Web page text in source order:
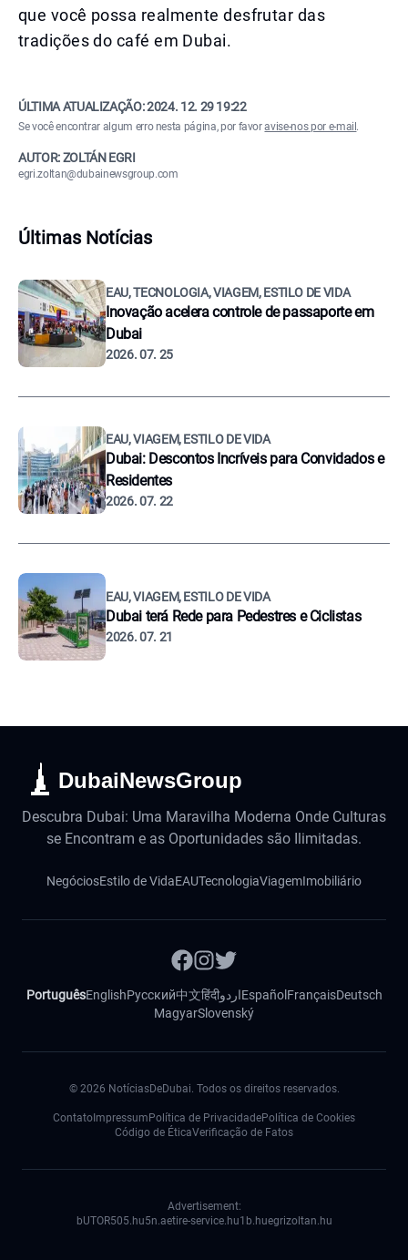
que você possa realmente desfrutar das
tradições do café em Dubai.
ÚLTIMA ATUALIZAÇÃO:2024. 12. 29 19:22
Se você encontrar algum erro nesta página, por favoravise-nos por e-mail .
AUTOR: ZOLTÁN EGRI
egri.zoltan@dubainewsgroup.com
Últimas Notícias
EAU, TECNOLOGIA, VIAGEM, ESTILO DE VIDA
Inovação acelera controle de passaporte em
Dubai
2026. 07. 25
EAU, VIAGEM, ESTILO DE VIDA
Dubai: Descontos Incríveis para Convidados e
Residentes
2026. 07. 22
EAU, VIAGEM, ESTILO DE VIDA
Dubai terá Rede para Pedestres e Ciclistas
2026. 07. 21
DubaiNewsGroup
Descubra Dubai: Uma Maravilha Moderna Onde Culturas
se Encontram e as Oportunidades são Ilimitadas.
NegóciosEstilo de VidaEAUTecnologiaViagemImobiliário
PortuguêsEnglishРусский中文हिंदीاردوEspañol FrançaisDeutsch
MagyarSlovenský
© 2026 NotíciasDeDubai. Todos os direitos reservados.
Contato Impressum Política de PrivacidadePolítica de Cookies
Código de ÉticaVerificação de Fatos
Advertisement:
bUTOR505.hu5n.aetire-service.hu1b.huegrizoltan.hu